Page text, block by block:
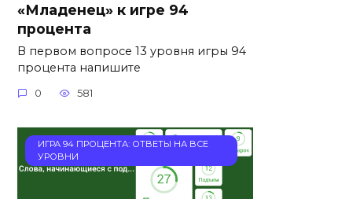
«Младенец» к игре 94
процента
В первом вопросе 13 уровня игры 94
процента напишите
0 581
ИГРА 94 ПРОЦЕНТА: ОТВЕТЫ НА ВСЕ
УРОВНИ